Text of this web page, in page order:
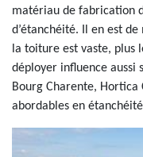
matériau de fabrication
d’étanchéité. Il en est
la toiture est vaste, plus
déployer influence aussi
Bourg Charente,
abordables en